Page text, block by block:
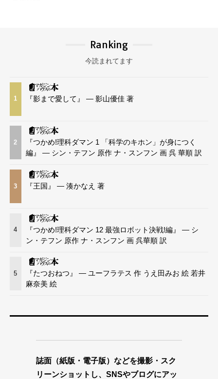
Ranking
今読まれてます
1 『影まで愛して』 — 影山優佳 著
2
『つかめ!理科ダマン 1 「科学のキホン」が身につく
編』 — シン・テフン 原作 ナ・スンフン 画 呉 華順 訳
3 『王国』 — 湊かなえ 著
4
『つかめ!理科ダマン 12 最強ロボット決戦!編』 — シ
ン・テフン 原作 ナ・スンフン 画 呉華順 訳
5
『たつおねつ』 — ユーフラテス 作 うえ田みお 絵 若井
麻奈美 絵
誌面（紙版・電子版）などを撮影・スク
リーンショットし、SNSやブログにアッ